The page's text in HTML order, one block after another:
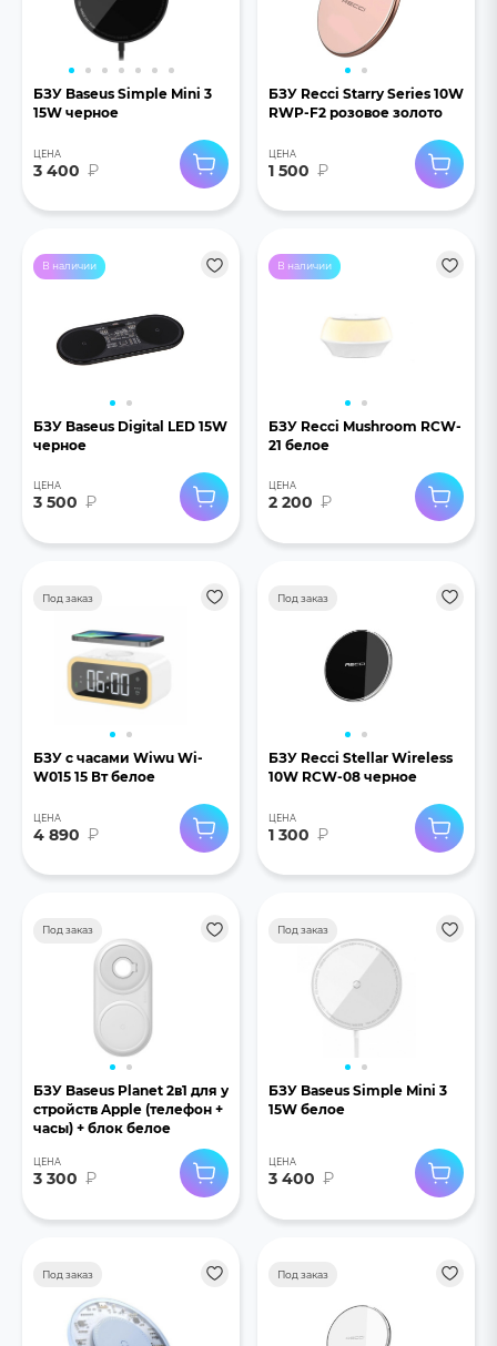
БЗУ Baseus Simple Mini 3
15W черное
ЦЕНА
3 400 ₽
БЗУ Recci Starry Series 10W
RWP-F2 розовое золото
ЦЕНА
1 500 ₽
В наличии
БЗУ Baseus Digital LED 15W
черное
ЦЕНА
3 500 ₽
В наличии
БЗУ Recci Mushroom RCW-
21 белое
ЦЕНА
2 200 ₽
Под заказ
БЗУ с часами Wiwu Wi-
W015 15 Вт белое
ЦЕНА
4 890 ₽
Под заказ
БЗУ Recci Stellar Wireless
10W RCW-08 черное
ЦЕНА
1 300 ₽
Под заказ
БЗУ Baseus Planet 2в1 для у
стройств Apple (телефон +
часы) + блок белое
ЦЕНА
3 300 ₽
Под заказ
БЗУ Baseus Simple Mini 3
15W белое
ЦЕНА
3 400 ₽
Под заказ Под заказ